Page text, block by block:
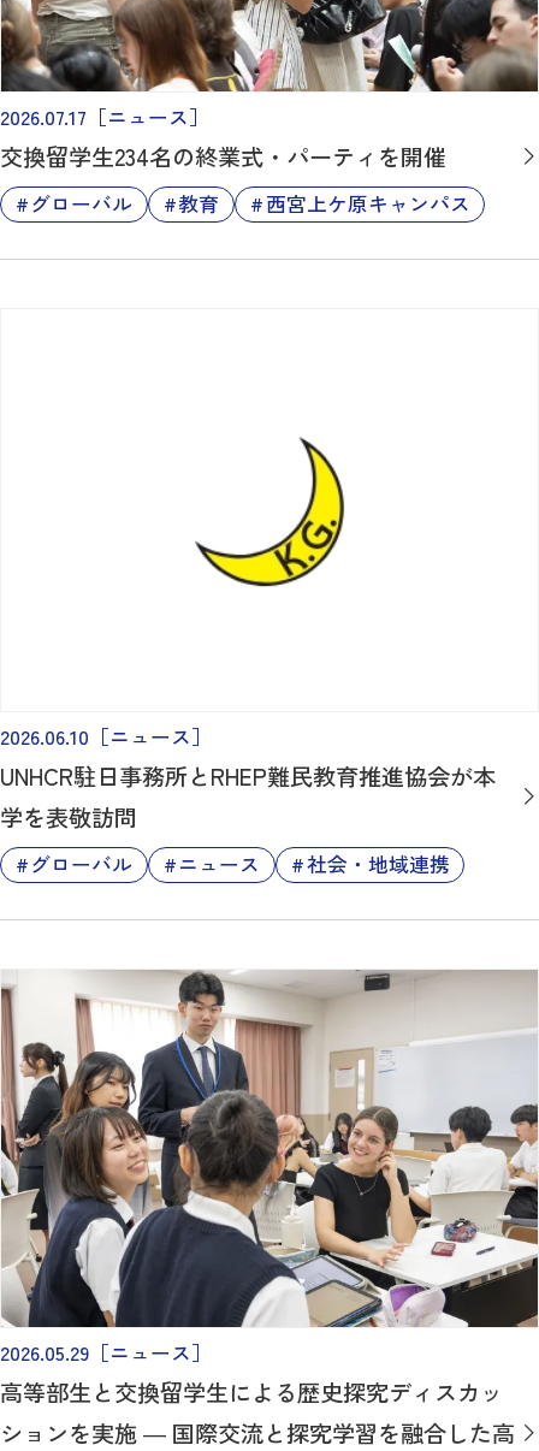
2026.07.17 ［ニュース］
交換留学生234名の終業式・パーティを開催
グローバル 教育 西宮上ケ原キャンパス
2026.06.10 ［ニュース］
UNHCR駐日事務所とRHEP難民教育推進協会が本
学を表敬訪問
グローバル ニュース 社会・地域連携
2026.05.29 ［ニュース］
高等部生と交換留学生による歴史探究ディスカッ
ションを実施 ― 国際交流と探究学習を融合した高